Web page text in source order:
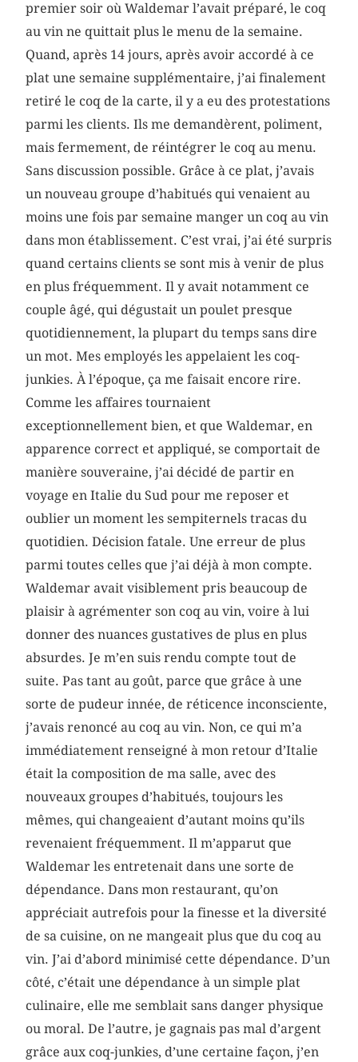
premier soir où Waldemar l’avait préparé, le coq
au vin ne quittait plus le menu de la semaine.
Quand, après 14 jours, après avoir accordé à ce
plat une semaine supplémentaire, j’ai finalement
retiré le coq de la carte, il y a eu des protestations
parmi les clients. Ils me demandèrent, poliment,
mais fermement, de réintégrer le coq au menu.
Sans discussion possible. Grâce à ce plat, j’avais
un nouveau groupe d’habitués qui venaient au
moins une fois par semaine manger un coq au vin
dans mon établissement. C’est vrai, j’ai été surpris
quand certains clients se sont mis à venir de plus
en plus fréquemment. Il y avait notamment ce
couple âgé, qui dégustait un poulet presque
quotidiennement, la plupart du temps sans dire
un mot. Mes employés les appelaient les coq-
junkies. À l’époque, ça me faisait encore rire.
Comme les affaires tournaient
exceptionnellement bien, et que Waldemar, en
apparence correct et appliqué, se comportait de
manière souveraine, j’ai décidé de partir en
voyage en Italie du Sud pour me reposer et
oublier un moment les sempiternels tracas du
quotidien. Décision fatale. Une erreur de plus
parmi toutes celles que j’ai déjà à mon compte.
Waldemar avait visiblement pris beaucoup de
plaisir à agrémenter son coq au vin, voire à lui
donner des nuances gustatives de plus en plus
absurdes. Je m’en suis rendu compte tout de
suite. Pas tant au goût, parce que grâce à une
sorte de pudeur innée, de réticence inconsciente,
j’avais renoncé au coq au vin. Non, ce qui m’a
immédiatement renseigné à mon retour d’Italie
était la composition de ma salle, avec des
nouveaux groupes d’habitués, toujours les
mêmes, qui changeaient d’autant moins qu’ils
revenaient fréquemment. Il m’apparut que
Waldemar les entretenait dans une sorte de
dépendance. Dans mon restaurant, qu’on
appréciait autrefois pour la finesse et la diversité
de sa cuisine, on ne mangeait plus que du coq au
vin. J’ai d’abord minimisé cette dépendance. D’un
côté, c’était une dépendance à un simple plat
culinaire, elle me semblait sans danger physique
ou moral. De l’autre, je gagnais pas mal d’argent
grâce aux coq-junkies, d’une certaine façon, j’en